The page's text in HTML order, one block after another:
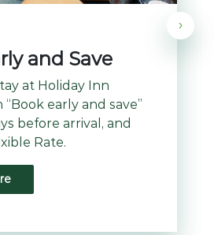
and Save
at Holiday Inn
early and save”
before arrival, and
Rate.
›